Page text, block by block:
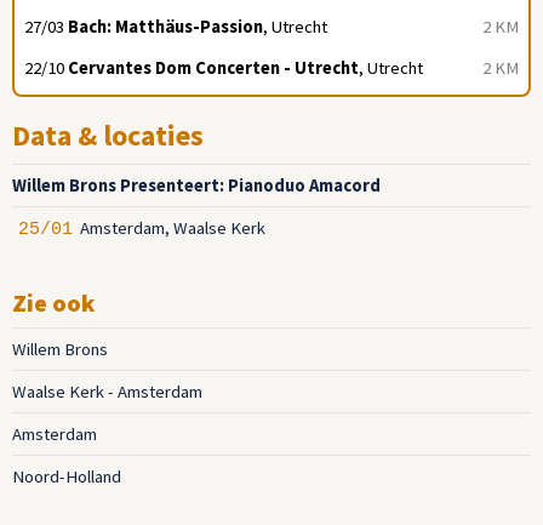
2 KM
27/03 Bach: Matthäus-Passion, Utrecht
2 KM
22/10 Cervantes Dom Concerten - Utrecht, Utrecht
Data & locaties
Willem Brons Presenteert: Pianoduo Amacord
25/01 Amsterdam, Waalse Kerk
Zie ook
Willem Brons
Waalse Kerk - Amsterdam
Amsterdam
Noord-Holland